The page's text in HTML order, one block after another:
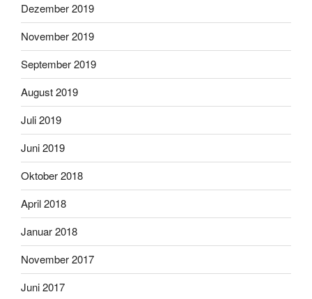
Dezember 2019
November 2019
September 2019
August 2019
Juli 2019
Juni 2019
Oktober 2018
April 2018
Januar 2018
November 2017
Juni 2017